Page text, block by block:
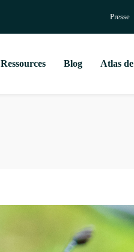
Presse
Ressources Blog Atlas